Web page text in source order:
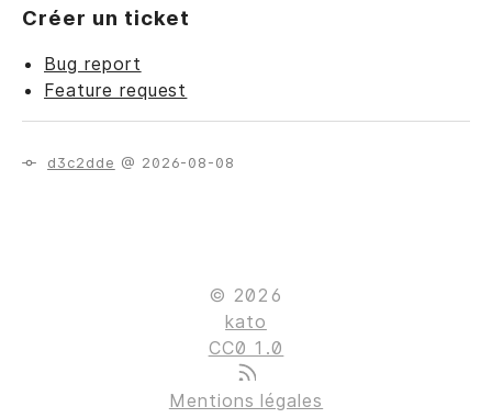
Créer un ticket
Bug report
Feature request
d3c2dde @ 2026-08-08
© 2026
kato
CC0 1.0
Mentions légales